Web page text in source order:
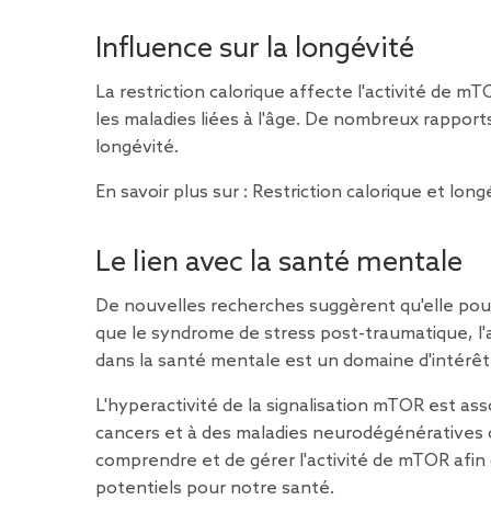
Influence sur la longévité
La restriction calorique affecte l'activité de
les maladies liées à l'âge. De nombreux
longévité.
En savoir plus sur : Restriction calorique et
Le lien avec la santé mentale
De nouvelles recherches suggèrent qu'elle
que le syndrome de stress post-traumatique,
dans la santé mentale est un domaine
L'hyperactivité de la signalisation mTOR est
cancers et à des maladies neurodégénératives
comprendre et de gérer l'activité de mTOR
potentiels pour notre santé.